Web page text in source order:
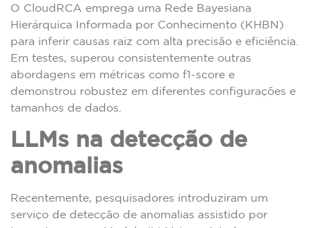
O CloudRCA emprega uma Rede Bayesiana
Hierárquica Informada por Conhecimento (KHBN)
para inferir causas raiz com alta precisão e eficiência.
Em testes, superou consistentemente outras
abordagens em métricas como f1-score e
demonstrou robustez em diferentes configurações e
tamanhos de dados.
LLMs na detecção de
anomalias
Recentemente, pesquisadores introduziram um
serviço de detecção de anomalias assistido por